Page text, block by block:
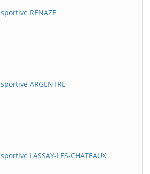
RENAZE
ARGENTRE
LASSAY-LES-CHATEAUX